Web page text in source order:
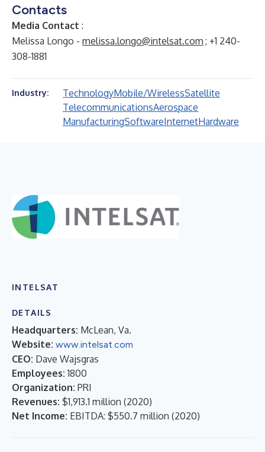
Contacts
Media Contact :
Melissa Longo - melissa.longo@intelsat.com ; +1 240-
308-1881
Industry: TechnologyMobile/WirelessSatellite
TelecommunicationsAerospace
ManufacturingSoftwareInternetHardware
INTELSAT
DETAILS
Headquarters: McLean, Va.
Website: www.intelsat.com
CEO: Dave Wajsgras
Employees: 1800
Organization: PRI
Revenues: $1,913.1 million (2020)
Net Income: EBITDA: $550.7 million (2020)